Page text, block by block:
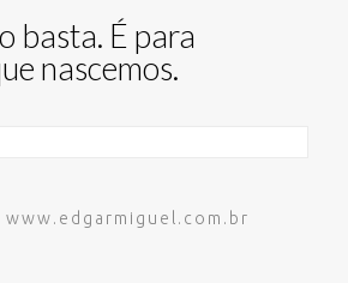
basta. É para
nascemos.
www.edgarmiguel.com.br